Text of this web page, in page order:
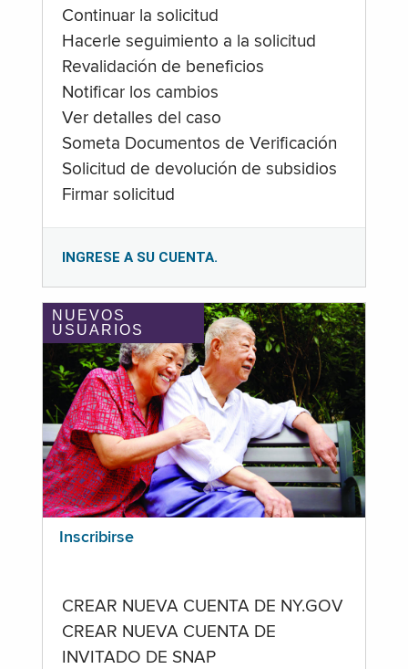
Continuar la solicitud
Hacerle seguimiento a la solicitud
Revalidación de beneficios
Notificar los cambios
Ver detalles del caso
Someta Documentos de Verificación
Solicitud de devolución de subsidios
Firmar solicitud
INGRESE A SU CUENTA.
NUEVOS
USUARIOS
Inscribirse
CREAR NUEVA CUENTA DE NY.GOV
CREAR NUEVA CUENTA DE
INVITADO DE SNAP